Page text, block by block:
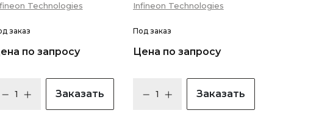
Technologies
заказ
по запросу
Заказать
лента на катушке
Infineon Technologies
Под заказ
Цена по запросу
Заказать